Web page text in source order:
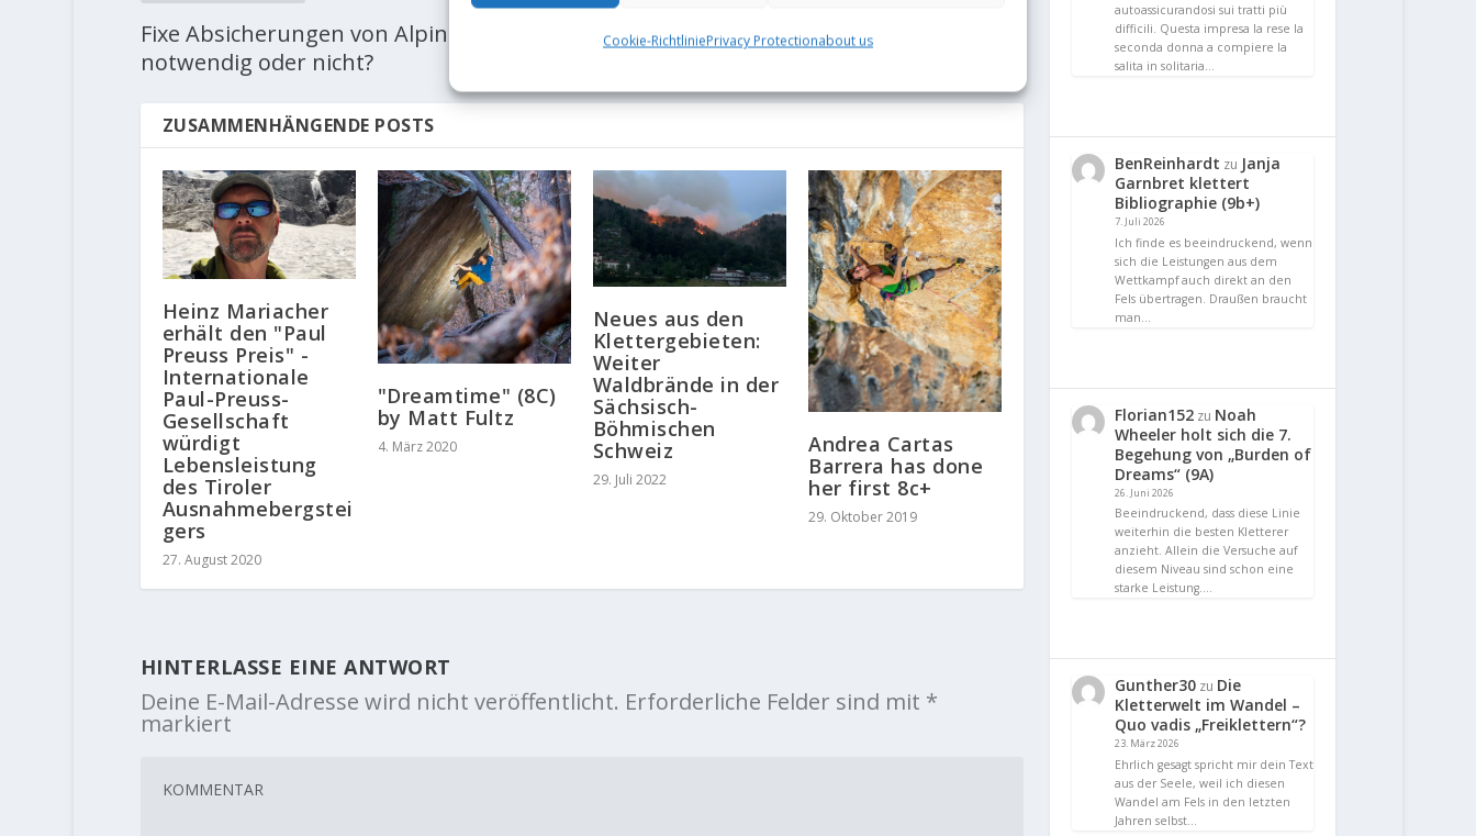
Cookie-RichtliniePrivacy Protectionabout us
Fixe Absicherungen von Alpintouren,
notwendig oder nicht?
Vertical Limit - Guide to Climbing
ZUSAMMENHÄNGENDE POSTS
Heinz Mariacher
erhält den "Paul
Preuss Preis" -
Internationale
Paul-Preuss-
Gesellschaft
würdigt
Lebensleistung
des Tiroler
Ausnahmebergstei
gers
27. August 2020
"Dreamtime" (8C)
by Matt Fultz
4. März 2020
Neues aus den
Klettergebieten:
Weiter
Waldbrände in der
Sächsisch-
Böhmischen
Schweiz
29. Juli 2022
Andrea Cartas
Barrera has done
her first 8c+
29. Oktober 2019
HINTERLASSE EINE ANTWORT
Deine E-Mail-Adresse wird nicht veröffentlicht. Erforderliche Felder sind mit *
markiert
autoassicurandosi sui tratti più
difficili. Questa impresa la rese la
seconda donna a compiere la
salita in solitaria…
BenReinhardt zu Janja
Garnbret klettert
Bibliographie (9b+)
7. Juli 2026
Ich finde es beeindruckend, wenn
sich die Leistungen aus dem
Wettkampf auch direkt an den
Fels übertragen. Draußen braucht
man…
Florian152 zu Noah
Wheeler holt sich die 7.
Begehung von „Burden of
Dreams“ (9A)
26. Juni 2026
Beeindruckend, dass diese Linie
weiterhin die besten Kletterer
anzieht. Allein die Versuche auf
diesem Niveau sind schon eine
starke Leistung.…
Gunther30 zu Die
Kletterwelt im Wandel –
Quo vadis „Freiklettern“?
23. März 2026
Ehrlich gesagt spricht mir dein Text
aus der Seele, weil ich diesen
Wandel am Fels in den letzten
Jahren selbst…